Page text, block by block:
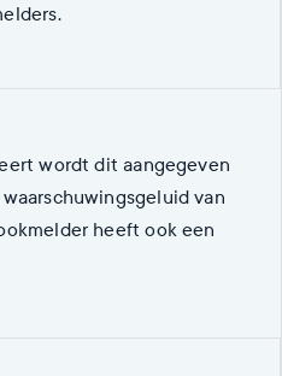
wordt dit aangegeven
van
heeft ook een